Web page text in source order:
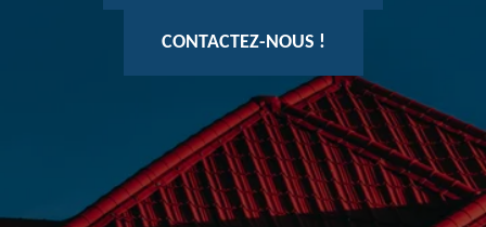
CONTACTEZ-NOUS !